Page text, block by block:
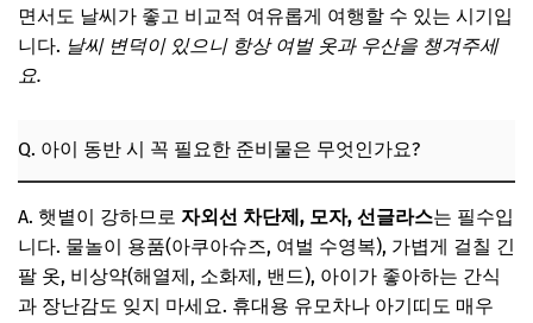
면서도 날씨가 좋고 비교적 여유롭게 여행할 수 있는 시기입
니다. 날씨 변덕이 있으니 항상 여벌 옷과 우산을 챙겨주세
요.
Q. 아이 동반 시 꼭 필요한 준비물은 무엇인가요?
A. 햇볕이 강하므로 자외선 차단제, 모자, 선글라스는 필수입
니다. 물놀이 용품(아쿠아슈즈, 여벌 수영복), 가볍게 걸칠 긴
팔 옷, 비상약(해열제, 소화제, 밴드), 아이가 좋아하는 간식
과 장난감도 잊지 마세요. 휴대용 유모차나 아기띠도 매우